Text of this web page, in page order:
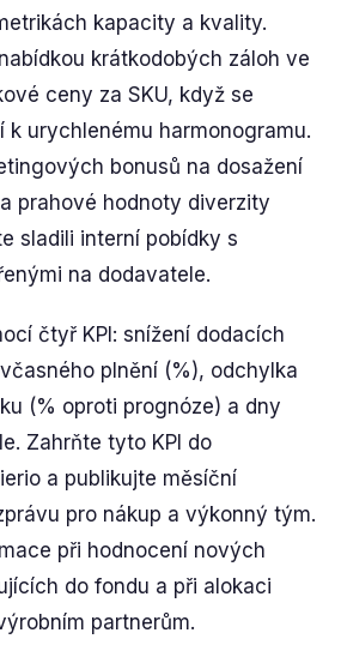
kapacity a kvality.
krátkodobých záloh ve
ceny za SKU, když se
k urychlenému harmonogramu.
bonusů na dosažení
prahové hodnoty diverzity
sladili interní pobídky s
na dodavatele.
čtyř KPI: snížení dodacích
plnění (%), odchylka
(% oproti prognóze) a dny
Zahrňte tyto KPI do
a publikujte měsíční
pro nákup a výkonný tým.
při hodnocení nových
do fondu a při alokaci
partnerům.